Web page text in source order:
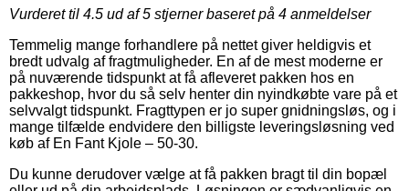
Vurderet til 4.5 ud af 5 stjerner baseret på 4 anmeldelser
Temmelig mange forhandlere på nettet giver heldigvis et
bredt udvalg af fragtmuligheder. En af de mest moderne er
på nuværende tidspunkt at få afleveret pakken hos en
pakkeshop, hvor du så selv henter din nyindkøbte vare på et
selvvalgt tidspunkt. Fragttypen er jo super gnidningsløs, og i
mange tilfælde endvidere den billigste leveringsløsning ved
køb af En Fant Kjole – 50-30.
Du kunne derudover vælge at få pakken bragt til din bopæl